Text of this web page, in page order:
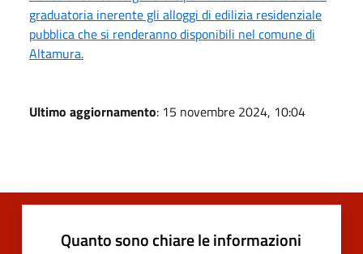
graduatoria inerente gli alloggi di edilizia residenziale
pubblica che si renderanno disponibili nel comune di
Altamura.
Ultimo aggiornamento: 15 novembre 2024, 10:04
Quanto sono chiare le informazioni